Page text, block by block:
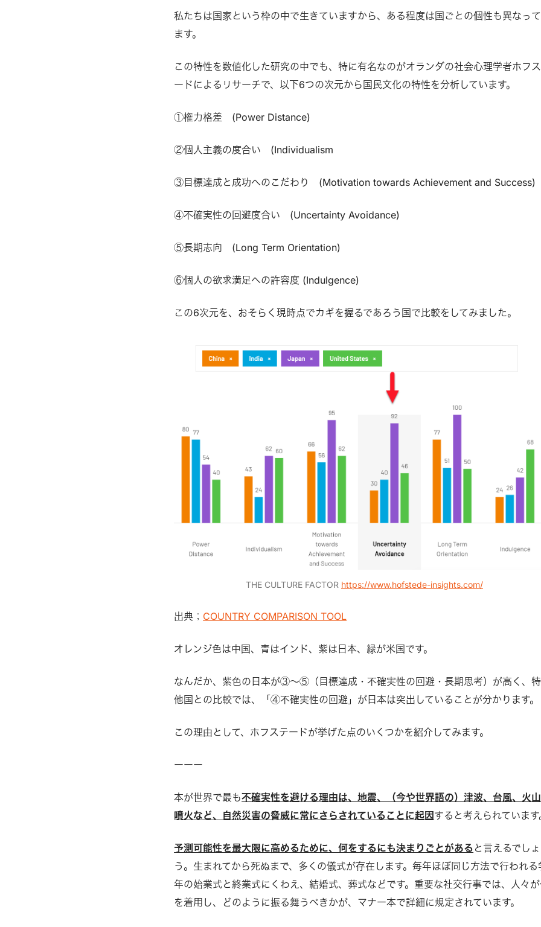
私たちは国家という枠の中で生きていますから、ある程度は国ごとの個性も異なっ
ます。
この特性を数値化した研究の中でも、特に有名なのがオランダの社会心理学者ホフ
ードによるリサーチで、以下6つの次元から国民文化の特性を分析しています。
①権力格差 (Power Distance)
②個人主義の度合い (Individualism
③目標達成と成功へのこだわり (Motivation towards Achievement and Success)
④不確実性の回避度合い (Uncertainty Avoidance)
⑤長期志向 (Long Term Orientation)
⑥個人の欲求満足への許容度 (Indulgence)
この6次元を、おそらく現時点でカギを握るであろう国で比較をしてみました。
THE CULTURE FACTOR https://www.hofstede-insights.com/
出典； COUNTRY COMPARISON TOOL
オレンジ色は中国、青はインド、紫は日本、緑が米国です。
なんだか、紫色の日本が③～⑤（目標達成・不確実性の回避・長期思考）が高く、
他国との比較では、「④不確実性の回避」が日本は突出していることが分かります。
この理由として、ホフステードが挙げた点のいくつかを紹介してみます。
ーーー
本が世界で最も不確実性を避ける理由は、地震、（今や世界語の）津波、台風、火
噴火など、自然災害の脅威に常にさらされていることに起因すると考えられています
予測可能性を最大限に高めるために、何をするにも決まりごとがある と言えるでしょ
う。生まれてから死ぬまで、多くの儀式が存在します。毎年ほぼ同じ方法で行われる
年の始業式と終業式にくわえ、結婚式、葬式などです。重要な社交行事では、人々
を着用し、どのように振る舞うべきかが、マナー本で詳細に規定されています。